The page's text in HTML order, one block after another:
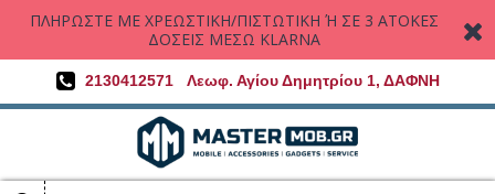
ΠΛΗΡΩΣΤΕ ΜΕ ΧΡΕΩΣΤΙΚΗ/ΠΙΣΤΩΤΙΚΗ Ή ΣΕ 3 ΑΤΟΚΕΣ
ΔΟΣΕΙΣ ΜΕΣΩ KLARNA
2130412571 Λεωφ. Αγίου Δημητρίου 1, ΔΑΦΝΗ